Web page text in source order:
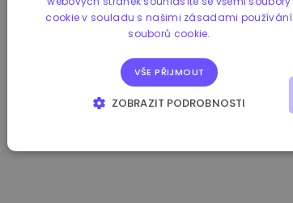
1.160000 € -3.00% 3.2B €
cookie v souladu s našimi zásadami používání
souborů cookie.
VŠE PŘIJMOUT
ZOBRAZIT PODROBNOSTI